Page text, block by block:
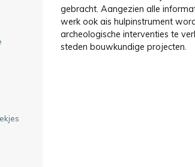
gebracht. Aangezien alle
werk ook ais hulpinstrument
archeologische interventies te
steden­ bouwkundige projecten.